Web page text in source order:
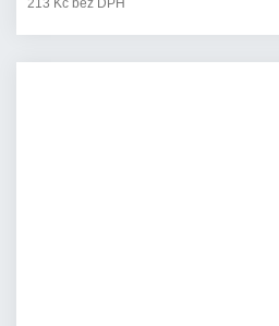
213 Kč bez DPH